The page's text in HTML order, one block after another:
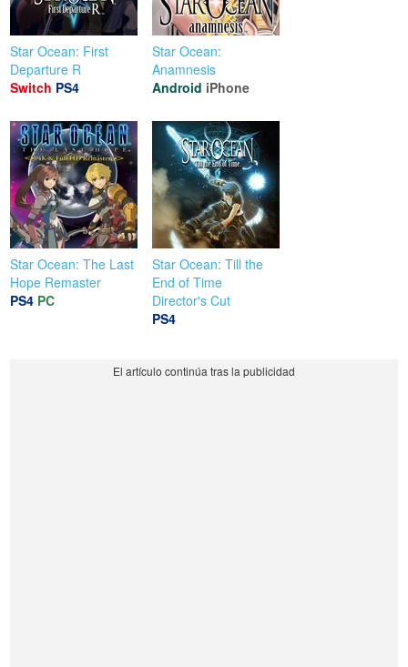
Star Ocean: First
Departure R
Switch PS4
Star Ocean:
Anamnesis
Android iPhone
Star Ocean: The Last
Hope Remaster
PS4 PC
Star Ocean: Till the
End of Time
Director's Cut
PS4